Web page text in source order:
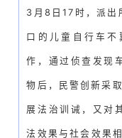
3月8日17时，派出
口的儿童自行车不
作，通过侦查发现
物后，民警创新采
展法治训诫，又对
法效果与社会效果